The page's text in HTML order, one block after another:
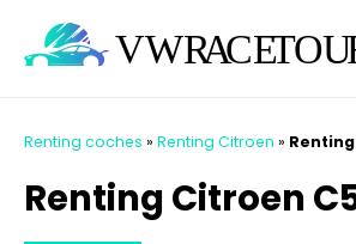
Renting coches » Renting Citroen »
Renting Citroen